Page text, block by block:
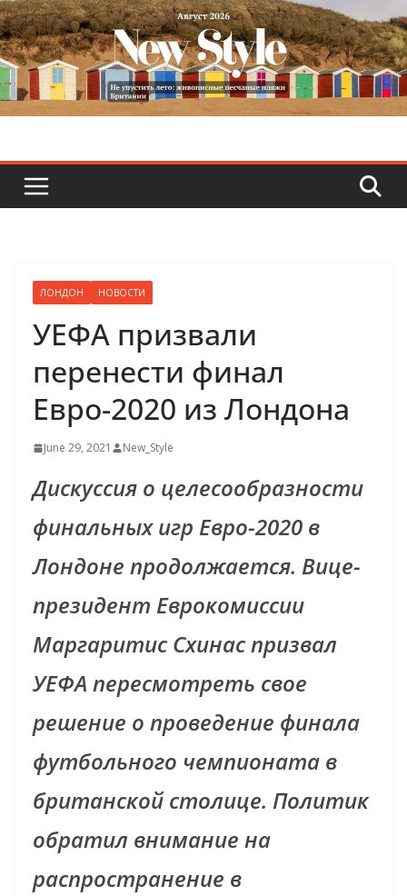
Skip
to
content
ЛОНДОН НОВОСТИ
УЕФА призвали
перенести финал
Евро-2020 из Лондона
June 29, 2021 New_Style
Дискуссия о целесообразности
финальных игр Евро-2020 в
Лондоне продолжается. Вице-
президент Еврокомиссии
Маргаритис Схинас призвал
УЕФА пересмотреть свое
решение о проведение финала
футбольного чемпионата в
британской столице. Политик
обратил внимание на
распространение в